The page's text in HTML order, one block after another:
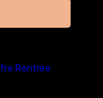
Rentrée